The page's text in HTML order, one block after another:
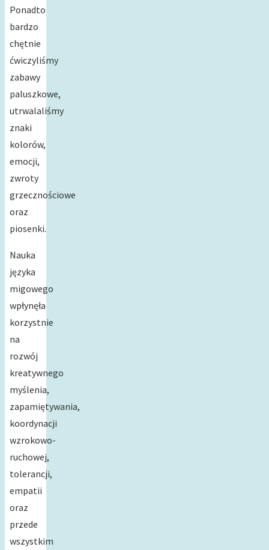
Ponadto
bardzo
chętnie
ćwiczyliśmy
zabawy
paluszkowe,
utrwalaliśmy
znaki
kolorów,
emocji,
zwroty
grzecznościowe
oraz
piosenki.
Nauka
języka
migowego
wpłynęła
korzystnie
na
rozwój
kreatywnego
myślenia,
zapamiętywania,
koordynacji
wzrokowo-
ruchowej,
tolerancji,
empatii
oraz
przede
wszystkim